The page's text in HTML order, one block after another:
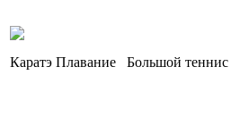
Каратэ Плавание Большой теннис